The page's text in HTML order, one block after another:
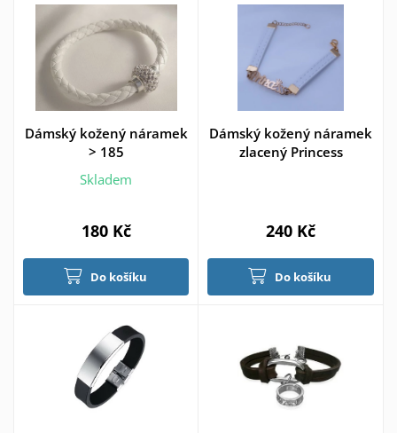
Dámský kožený náramek
> 185
Skladem
180 Kč
Do košíku
Dámský kožený náramek
zlacený Princess
240 Kč
Do košíku